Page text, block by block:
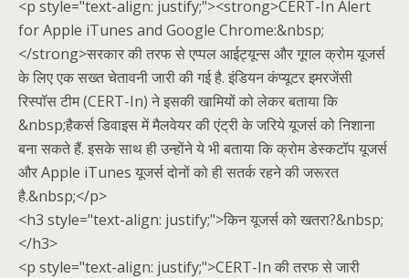
<p style="text-align: justify;"><strong>CERT-In Alert
for Apple iTunes and Google Chrome:&nbsp;
</strong>सरकार की तरफ से एप्पल आईट्यून्स और गूगल क्रोम यूजर्स
के लिए एक सख्त चेतावनी जारी की गई है. इंडियन कंप्यूटर इमरजेंसी
रिस्पॉस टीम (CERT-In) ने इसकी खामियों को लेकर बताया कि
&nbsp;हैकर्स डिवाइस में मैलवेयर की एंट्री के जरिये यूजर्स को निशाना
बना सकते हैं. इसके साथ ही उन्होंने ये भी बताया कि क्रोम डेस्कटॉप यूजर्स
और Apple iTunes यूजर्स दोनों को ही सतर्क रहने की जरूरत
है.&nbsp;</p>
<h3 style="text-align: justify;">किन यूजर्स को खतरा?&nbsp;
</h3>
<p style="text-align: justify;">CERT-In की तरफ से जारी